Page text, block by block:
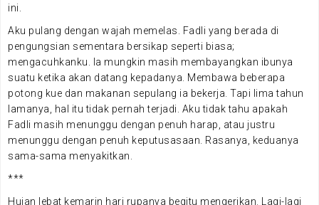
ini.
Aku pulang dengan wajah memelas. Fadli yang berada di
pengungsian sementara bersikap seperti biasa;
mengacuhkanku. Ia mungkin masih membayangkan ibunya
suatu ketika akan datang kepadanya. Membawa beberapa
potong kue dan makanan sepulang ia bekerja. Tapi lima tahun
lamanya, hal itu tidak pernah terjadi. Aku tidak tahu apakah
Fadli masih menunggu dengan penuh harap, atau justru
menunggu dengan penuh keputusasaan. Rasanya, keduanya
sama-sama menyakitkan.
***
Hujan lebat kemarin hari rupanya begitu mengerikan. Lagi-lagi